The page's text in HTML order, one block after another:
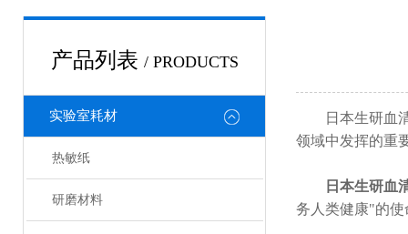
产品列表 / PRODUCTS
实验室耗材
热敏纸
研磨材料
日本生研血清
领域中发挥的重
日本生研血
务人类健康"的